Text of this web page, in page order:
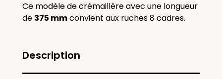
Ce modèle de crémaillère avec une longueur
de 375 mmconvient aux ruches 8 cadres.
Description